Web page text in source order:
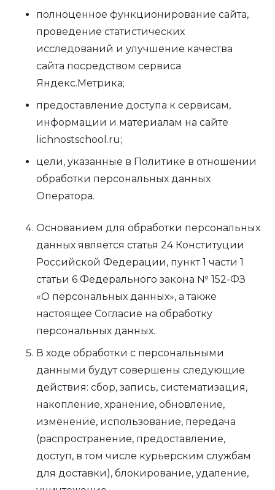
полноценное функционирование сайта,
проведение статистических
исследований и улучшение качества
сайта посредством сервиса
Яндекс.Метрика;
предоставление доступа к сервисам,
информации и материалам на сайте
lichnostschool.ru;
цели, указанные в Политике в отношении
обработки персональных данных
Оператора.
Основанием для обработки персональных
данных является статья 24 Конституции
Российской Федерации, пункт 1 части 1
статьи 6 Федерального закона № 152-ФЗ
«О персональных данных», а также
настоящее Согласие на обработку
персональных данных.
В ходе обработки с персональными
данными будут совершены следующие
действия: сбор, запись, систематизация,
накопление, хранение, обновление,
изменение, использование, передача
(распространение, предоставление,
доступ, в том числе курьерским службам
для доставки), блокирование, удаление,